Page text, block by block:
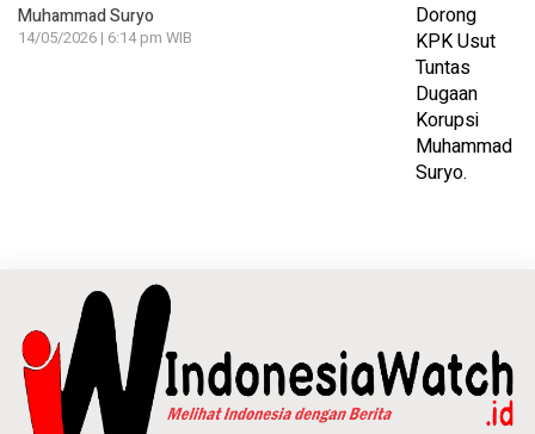
Muhammad Suryo
14/05/2026 | 6:14 pm WIB